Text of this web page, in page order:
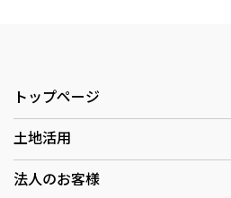
トップページ
土地活用
法人のお客様